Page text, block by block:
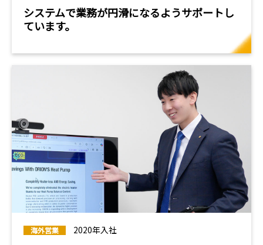
システムで業務が円滑になるようサポートし
ています。
海外営業 2020年入社